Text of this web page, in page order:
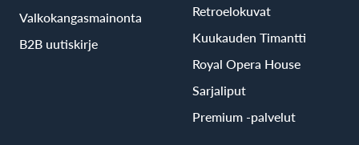
Valkokangasmainonta
B2B uutiskirje
Retroelokuvat
Kuukauden Timantti
Royal Opera House
Sarjaliput
Premium -palvelut